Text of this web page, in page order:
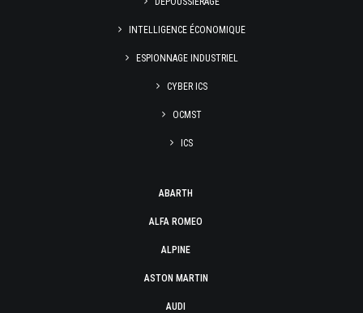
INTELLIGENCE ÉCONOMIQUE
ESPIONNAGE INDUSTRIEL
CYBER ICS
OCMST
ICS
ABARTH
ALFA ROMEO
ALPINE
ASTON MARTIN
AUDI